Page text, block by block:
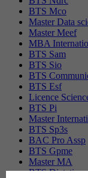
BTS Mco
Master Data
Master Meef
MBA
BTS Sam
BTS Sio
BTS
BTS Esf
Licence
BTS Pi
Master
BTS Sp3s
BAC Pro Assp
BTS Gpme
Master MA
BTS Dietetique